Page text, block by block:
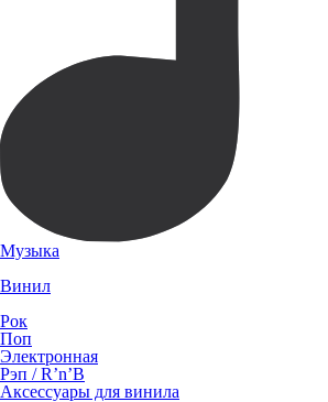
Музыка
Винил
Рок
Поп
Электронная
Рэп / R’n’B
Аксессуары для винила